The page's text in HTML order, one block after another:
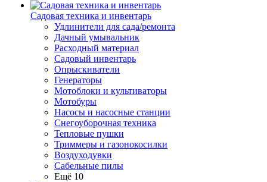
Садовая техника и инвентарь
Удлинители для сада/ремонта
Дачный умывальник
Расходный материал
Садовый инвентарь
Опрыскиватели
Генераторы
Мотоблоки и культиваторы
Мотобуры
Насосы и насосные станции
Снегоуборочная техника
Тепловые пушки
Триммеры и газонокосилки
Воздуходувки
Сабельные пилы
Ещё 10